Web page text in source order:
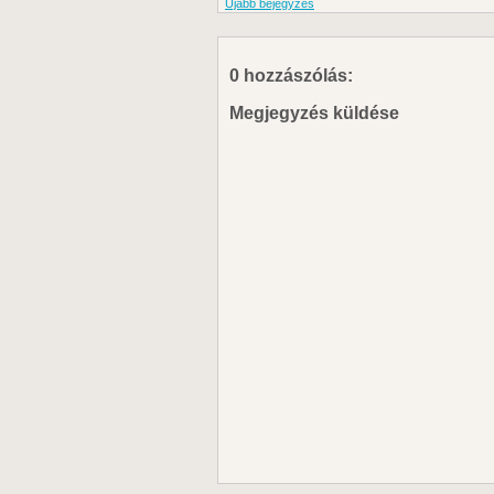
Újabb bejegyzés
0 hozzászólás:
Megjegyzés küldése